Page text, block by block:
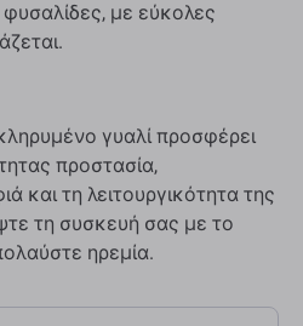
με εύκολες
γυαλί προσφέρει
προστασία,
και τη λειτουργικότητα της
τη συσκευή σας με το
ηρεμία.